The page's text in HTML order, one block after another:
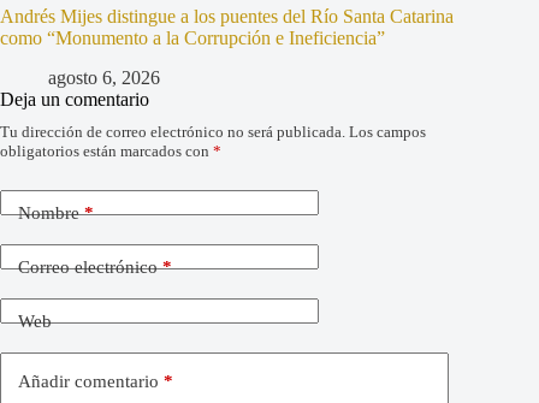
Andrés Mijes distingue a los puentes del Río Santa Catarina
como “Monumento a la Corrupción e Ineficiencia”
agosto 6, 2026
Deja un comentario
Tu dirección de correo electrónico no será publicada. Los campos
obligatorios están marcados con *
Nombre*
Correo electrónico*
Web
Añadir comentario *